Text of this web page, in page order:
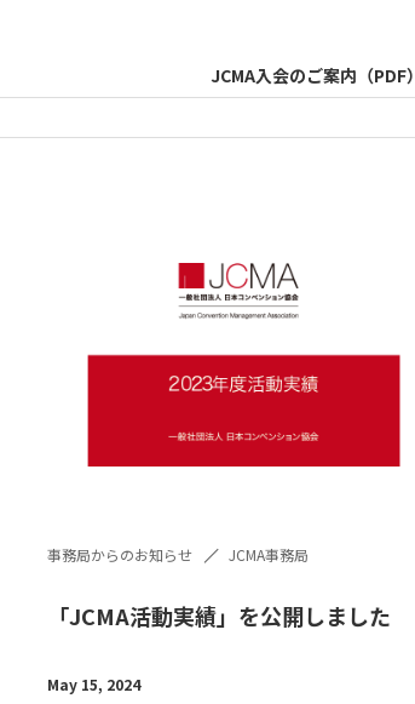
JCMA入会のご案内（PDF）
事務局からのお知らせ JCMA事務局
「JCMA活動実績」を公開しました
May 15, 2024